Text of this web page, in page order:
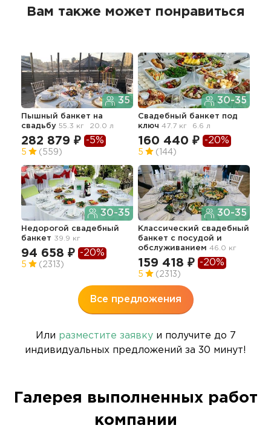
Вам также может понравиться
35
Пышный банкет на
свадьбу 55.3 кг 20.0 л
282 879 ₽ -5%
5 (559)
30-35
Свадебный банкет под
ключ 47.7 кг 6.6 л
160 440 ₽ -20%
5 (144)
30-35
Недорогой свадебный
банкет 39.9 кг
94 658 ₽ -20%
5 (2313)
30-35
Классический свадебный
банкет с посудой и
обслуживанием 46.0 кг
159 418 ₽ -20%
5 (2313)
Все предложения
Или разместите заявкуи получите до 7
индивидуальных предложений за 30 минут!
Галерея выполненных работ
компании